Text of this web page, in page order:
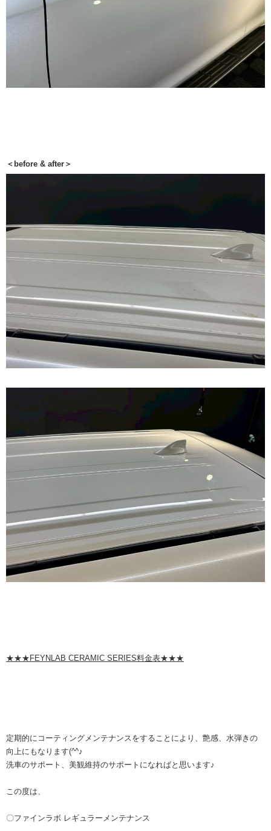
＜before & after＞
★★★FEYNLAB CERAMIC SERIES料金表★★★
定期的にコーティングメンテナンスをすることにより、艶感、水弾きの
向上にもなります(^^♪
洗車のサポート、美観維持のサポートになればと思います♪
この度は、
〇ファインラボ レギュラーメンテナンス